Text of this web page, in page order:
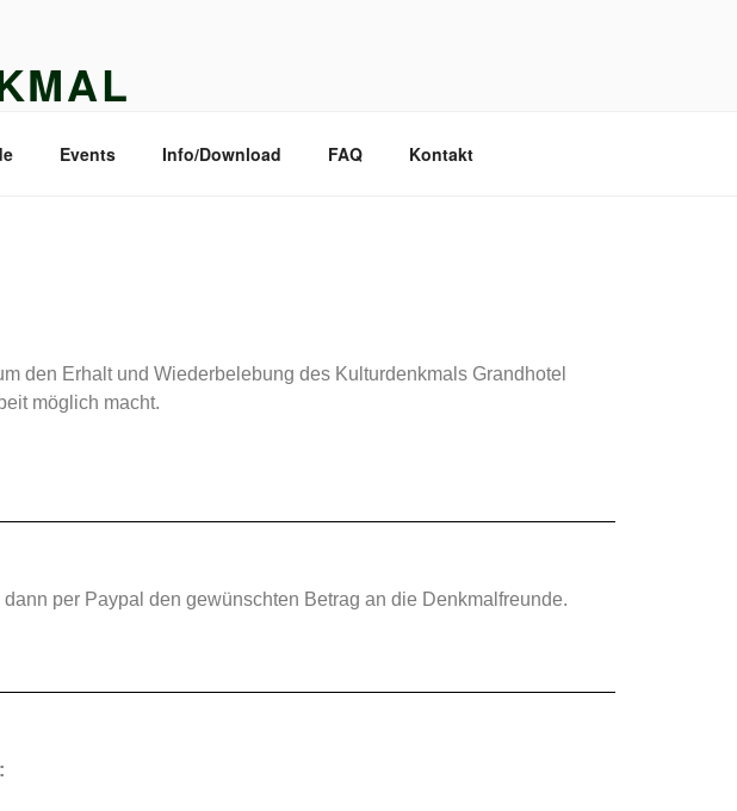
Events Info/Download FAQ Kontakt
den Erhalt und Wiederbelebung des Kulturdenkmals Grandhotel
möglich macht.
per Paypal den gewünschten Betrag an die Denkmalfreunde.
: